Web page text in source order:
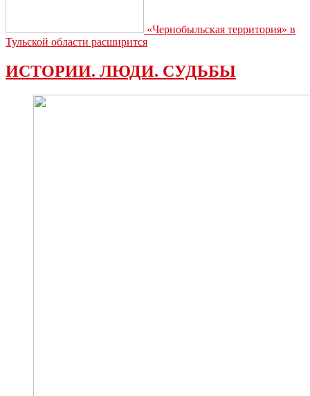
«Чернобыльская территория» в
Тульской области расширится
ИСТОРИИ. ЛЮДИ. СУДЬБЫ